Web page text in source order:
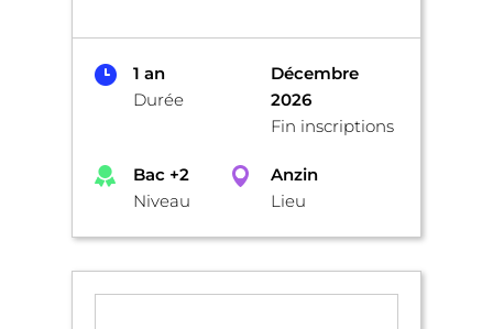
1 an
Durée
Décembre
2026
Fin inscriptions
Bac +2
Niveau
Anzin
Lieu